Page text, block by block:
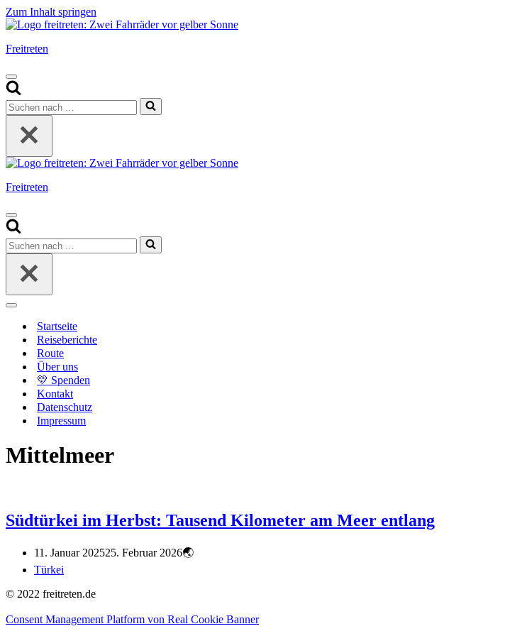
Zum Inhalt springen
Freitreten
Navigationsmenü
Suchen
nach …
Freitreten
Navigationsmenü
Suchen
nach …
Navigationsmenü
Startseite
Reiseberichte
Route
Über uns
💛 Spenden
Kontakt
Datenschutz
Impressum
Mittelmeer
Südtürkei im Herbst: Tausend Kilometer am Meer entlang
11. Januar 202525. Februar 2026
Türkei
© 2022 freitreten.de
Consent Management Platform von Real Cookie Banner